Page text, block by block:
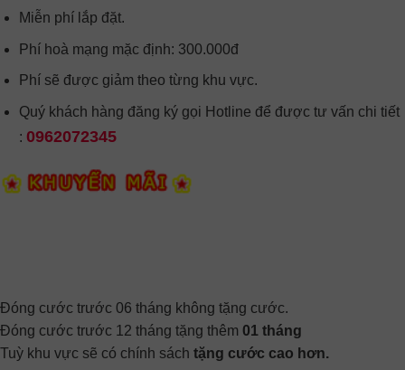
Miễn phí lắp đặt.
Phí hoà mạng mặc định: 300.000đ
Phí sẽ được giảm theo từng khu vực.
Quý khách hàng đăng ký gọi Hotline để được tư vấn chi tiết
: 0962072345
Đóng cước trước 06 tháng không tặng cước.
Đóng cước trước 12 tháng tặng thêm 01 tháng
Tuỳ khu vực sẽ có chính sách tặng cước cao hơn.